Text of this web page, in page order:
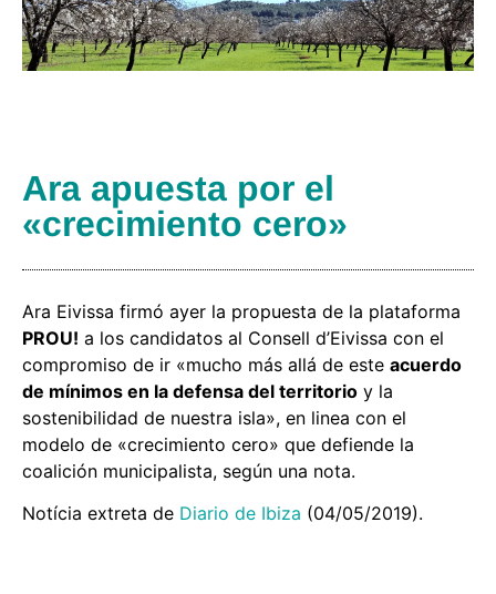
Ara apuesta por el
«crecimiento cero»
Ara Eivissa firmó ayer la propuesta de la plataforma
PROU! a los candidatos al Consell d’Eivissa con el
compromiso de ir «mucho más allá de este acuerdo
de mínimos en la defensa del territorio y la
sostenibilidad de nuestra isla», en linea con el
modelo de «crecimiento cero» que defiende la
coalición municipalista, según una nota.
Notícia extreta de Diario de Ibiza (04/05/2019).